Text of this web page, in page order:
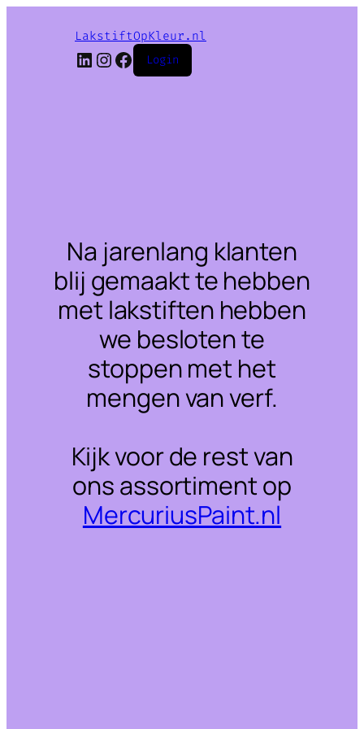
LakstiftOpKleur.nl
LinkedIn
Instagram
Facebook
Login
Na jarenlang klanten
blij gemaakt te hebben
met lakstiften hebben
we besloten te
stoppen met het
mengen van verf.
Kijk voor de rest van
ons assortiment op
MercuriusPaint.nl